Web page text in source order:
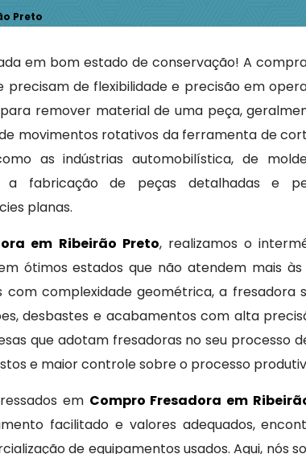
Preto
em bom estado de conservação! A
de flexibilidade e precisão em
remover material de uma peça,
movimentos rotativos da ferramenta de
as indústrias automobilística, de
a fabricação de peças detalhadas e
planas.
em Ribeirão Preto, realizamos o
ótimos estados que não atendem mais
complexidade geométrica, a fresadora
desbastes e acabamentos com alta
que adotam fresadoras no seu processo
e maior controle sobre o processo
em Compro Fresadora em
facilitado e valores adequados,
de equipamentos usados. Aqui, nós